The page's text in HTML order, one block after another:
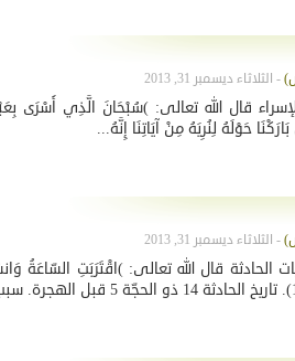
- الثلاثاء ديسمبر 31, 2013
قال الله تعالى: )سُبْحَانَ الَّذِي أَسْرَى
حَوْلَهُ لِنُرِيَهُ مِنْ آيَاتِنَا إِنَّهُ...
- الثلاثاء ديسمبر 31, 2013
الحادثة قال الله تعالى: )اقْتَرَبَتِ السّاعَةُ